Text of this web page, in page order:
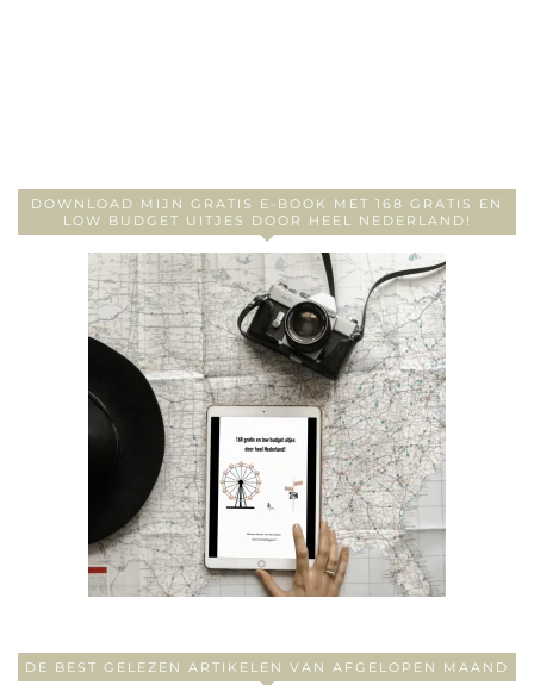
DOWNLOAD MIJN GRATIS E-BOOK MET 168 GRATIS EN
LOW BUDGET UITJES DOOR HEEL NEDERLAND!
DE BEST GELEZEN ARTIKELEN VAN AFGELOPEN MAAND